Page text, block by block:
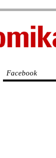
Facebook